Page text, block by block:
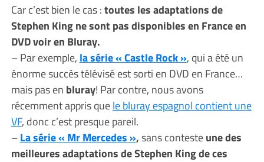
Car c’est bien le cas :toutes les adaptations de
Stephen King ne sont pas disponibles en France en
DVD voir en Bluray.
– Par exemple, la série « Castle Rock », qui a été un
énorme succès télévisé est sorti en DVD en France…
mais pas en bluray! Par contre, nous avons
récemment appris quele bluray espagnol contient une
VF, donc c’est presque pareil.
–La série « Mr Mercedes »,sans contesteune des
meilleures adaptations de Stephen King de ces